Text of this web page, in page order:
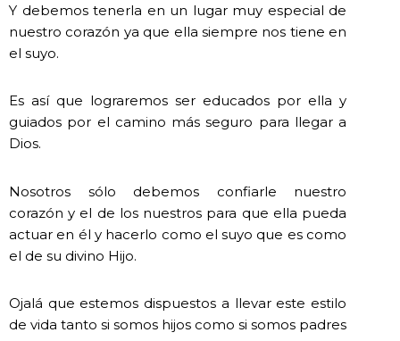
Y debemos tenerla en un lugar muy especial de
nuestro corazón ya que ella siempre nos tiene en
el suyo.
Es así que lograremos ser educados por ella y
guiados por el camino más seguro para llegar a
Dios.
Nosotros sólo debemos confiarle nuestro
corazón y el de los nuestros para que ella pueda
actuar en él y hacerlo como el suyo que es como
el de su divino Hijo.
Ojalá que estemos dispuestos a llevar este estilo
de vida tanto si somos hijos como si somos padres